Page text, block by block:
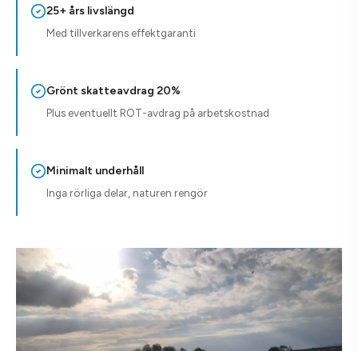
25+ års livslängd
Med tillverkarens effektgaranti
Grönt skatteavdrag 20%
Plus eventuellt ROT-avdrag på arbetskostnad
Minimalt underhåll
Inga rörliga delar, naturen rengör